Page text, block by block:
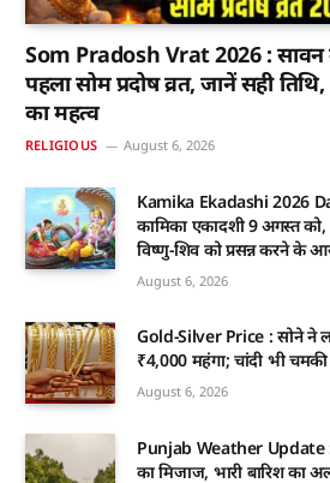
Som Pradosh Vrat 2026 : सावन
पहला सोम प्रदोष व्रत, जानें सही
का महत्व
RELIGIOUS August 6, 2026
Kamika Ekadashi 2026
कामिका एकादशी 9 अगस्त
विष्णु-शिव को प्रसन्न करने के
August 6, 2026
Gold-Silver Price : सोने ने
₹4,000 महंगा; चांदी भी चमकी
August 6, 2026
Punjab Weather Update
का मिजाज, भारी बारिश का